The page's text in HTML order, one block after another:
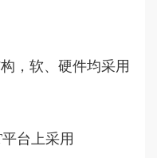
，软、硬件均采用
台上采用